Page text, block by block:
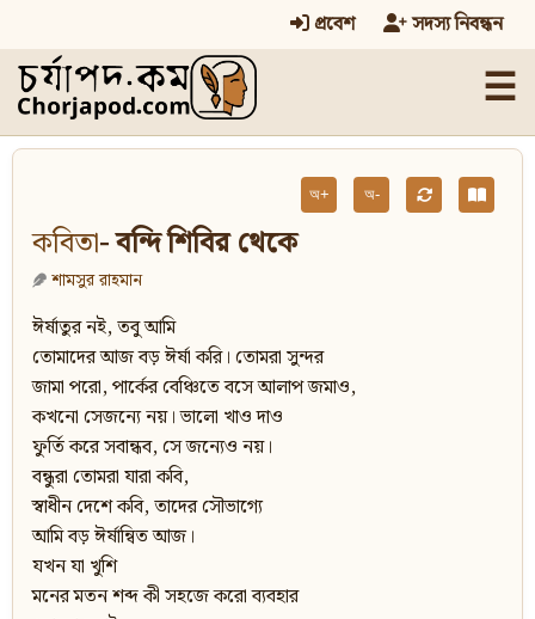
প্রবেশ সদস্য নিবন্ধন
☰
অ+ অ-
কবিতা- বন্দি শিবির থেকে
শামসুর রাহমান
ঈর্ষাতুর নই, তবু আমি
তোমাদের আজ বড় ঈর্ষা করি। তোমরা সুন্দর
জামা পরো, পার্কের বেঞ্চিতে বসে আলাপ জমাও,
কখনো সেজন্যে নয়। ভালো খাও দাও
ফুর্তি করে সবান্ধব, সে জন্যেও নয়।
বন্ধুরা তোমরা যারা কবি,
স্বাধীন দেশে কবি, তাদের সৌভাগ্যে
আমি বড় ঈর্ষান্বিত আজ।
যখন যা খুশি
মনের মতন শব্দ কী সহজে করো ব্যবহার